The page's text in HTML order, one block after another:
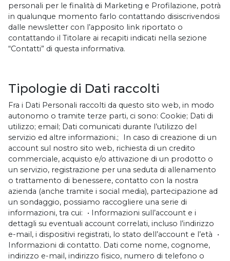
personali per le finalità di Marketing e Profilazione, potrà
in qualunque momento farlo contattando disiscrivendosi
dalle newsletter con l’apposito link riportato o
contattando il Titolare ai recapiti indicati nella sezione
“Contatti” di questa informativa.
Tipologie di Dati raccolti
Fra i Dati Personali raccolti da questo sito web, in modo
autonomo o tramite terze parti, ci sono: Cookie; Dati di
utilizzo; email; Dati comunicati durante l’utilizzo del
servizio ed altre informazioni.; In caso di creazione di un
account sul nostro sito web, richiesta di un credito
commerciale, acquisto e/o attivazione di un prodotto o
un servizio, registrazione per una seduta di allenamento
o trattamento di benessere, contatto con la nostra
azienda (anche tramite i social media), partecipazione ad
un sondaggio, possiamo raccogliere una serie di
informazioni, tra cui: • Informazioni sull’account e i
dettagli su eventuali account correlati, incluso l’indirizzo
e-mail, i dispositivi registrati, lo stato dell’account e l’età •
Informazioni di contatto. Dati come nome, cognome,
indirizzo e-mail, indirizzo fisico, numero di telefono o